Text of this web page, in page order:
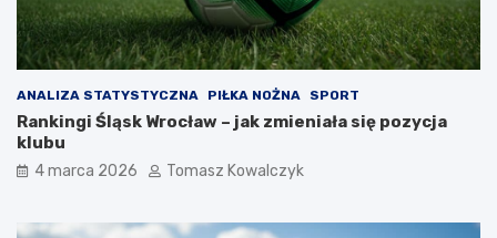
ANALIZA STATYSTYCZNA PIŁKA NOŻNA SPORT
Rankingi Śląsk Wrocław – jak zmieniała się pozycja
klubu
4 marca 2026 Tomasz Kowalczyk